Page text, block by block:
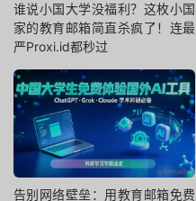
谁说小国大学没福利？这枚小国
家的教育邮箱简直杀疯了！连最
严Proxi.id都秒过
告别网络壁垒：用教育邮箱免费